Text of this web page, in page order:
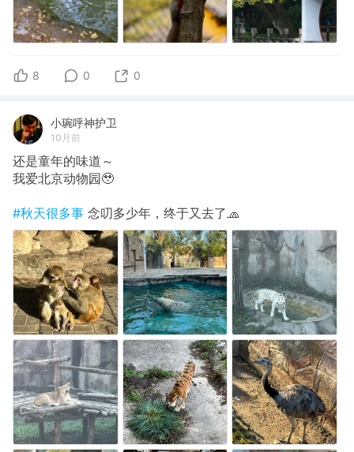
8 0 0
小琬呼神护卫
10月前
还是童年的味道～
我爱北京动物园🥹
#秋天很多事 念叨多少年，终于又去了🧢